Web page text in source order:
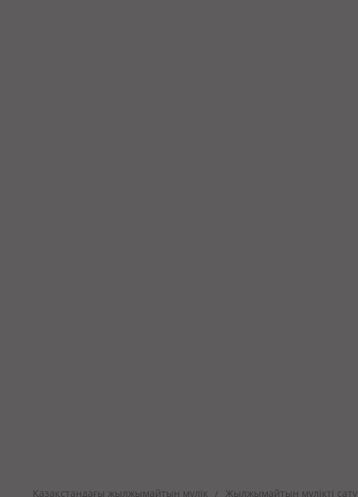
Қазақстандағы жылжымайтын мүлік / Жылжымайтын мүлікті сату